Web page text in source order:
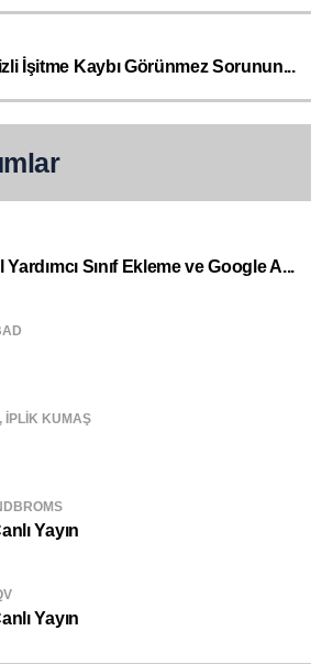
İşitme Kaybı Görünmez Sorunun...
Yardımcı Sınıf Ekleme ve Google A...
IPLIK KUMAŞ
Yayın
Yayın